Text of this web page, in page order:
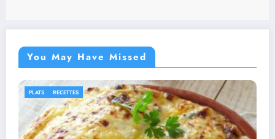
You May Have Missed
IDÉES RECETTES RECETTES